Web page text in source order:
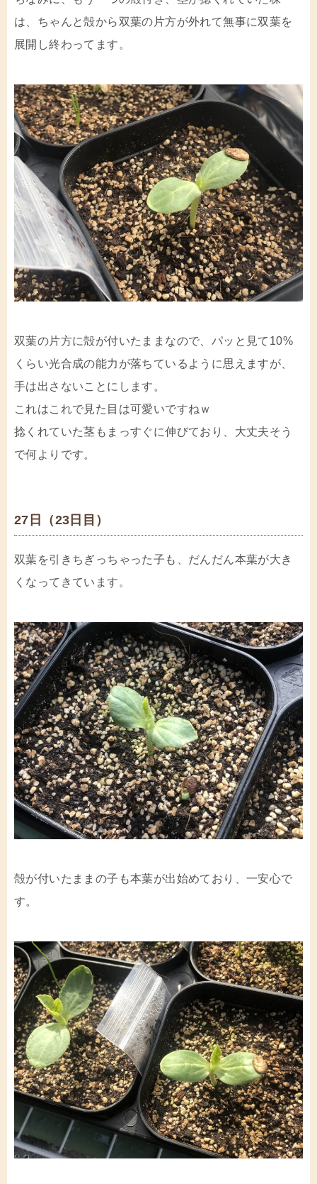
は、ちゃんと殻から双葉の片方が外れて無事に双葉を
展開し終わってます。
双葉の片方に殻が付いたままなので、パッと見て10%
くらい光合成の能力が落ちているように思えますが、
手は出さないことにします。
これはこれで見た目は可愛いですねｗ
捻くれていた茎もまっすぐに伸びており、大丈夫そう
で何よりです。
27日（23日目）
双葉を引きちぎっちゃった子も、だんだん本葉が大き
くなってきています。
殻が付いたままの子も本葉が出始めており、一安心で
す。